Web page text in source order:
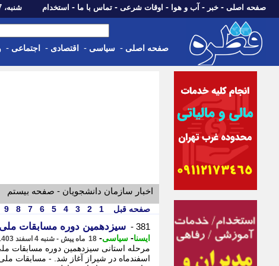
صفحه اصلی - خبر - آب و هوا - اوقات شرعی - تماس با ما - استخدام شنبه، 17 مرداد 1405 - Sat, 08th Aug 2026
صفحه اصلی - سیاسی - اقتصادی - اجتماعی -
اخبار سازمان دانشجویان - صفحه بیستم
صفحه قبل 1
2
3
4
5
6
7
8
9
381 - سیزدهمین دوره مسابقات
ایسنا- سیاسی- 18 ماه پیش - شنبه 4 اسفند 1403، 17:10